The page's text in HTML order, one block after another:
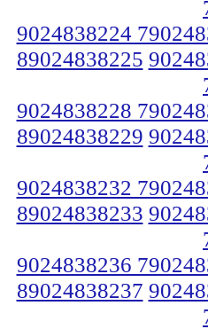
9024838224
89024838225
9024838228
89024838229
9024838232
89024838233
9024838236
89024838237